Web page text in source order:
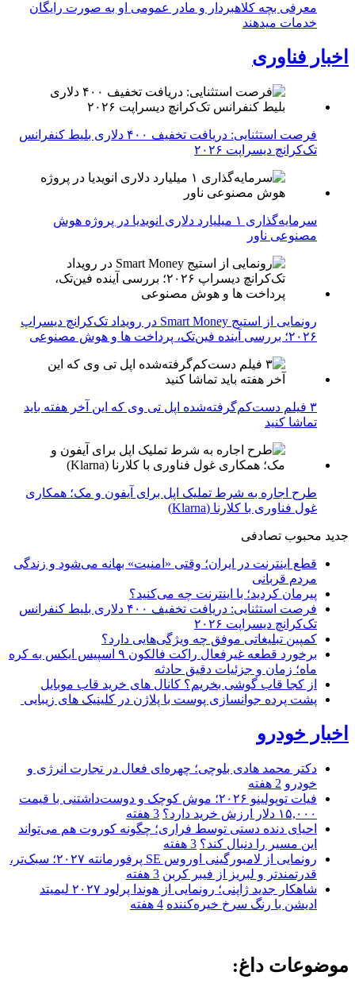
معرفی بچه کلاهبردار و مادر عمومی او به صورت رایگان
خدمات میدهند
اخبار فناوری
فرصت استثنایی: دریافت تخفیف ۴۰۰ دلاری بلیط کنفرانس
تک‌کرانچ دیسراپت ۲۰۲۶
سرمایه‌گذاری ۱ میلیارد دلاری انویدیا در پروژه هوش
مصنوعی ناور
رونمایی از استیج Smart Money در رویداد تک‌کرانچ دیسراپ
۲۰۲۶؛ بررسی آینده فین‌تک، پرداخت‌ ها و هوش مصنوعی
۳ فیلم دست‌کم‌گرفته‌شده اپل تی وی که این آخر هفته باید
تماشا کنید
طرح اجاره به شرط تملیک اپل برای آیفون و مک؛ همکاری
غول فناوری با کلارنا (Klarna)
جدید محبوب تصادفی
قطع اینترنت در ایران؛ وقتی «امنیت» بهانه می‌شود و زندگی
مردم قربانی
پیرمان کردید؛ با اینترنت چه می‌کنید؟
فرصت استثنایی: دریافت تخفیف ۴۰۰ دلاری بلیط کنفرانس
تک‌کرانچ دیسراپت ۲۰۲۶
کمپین تبلیغاتی موفق چه ویژگی‌هایی دارد؟
برخورد قطعه غیرفعال راکت فالکون ۹ اسپیس ایکس به کره
ماه؛ زمان و جزئیات دقیق حادثه
از کجا قاب گوشی بخریم؟ کانال های خرید قاب موبایل
پشت پرده جوانسازی پوست با پلاژن در کلینیک های زیبایی
اخبار خودرو
دکتر محمد هادی بلوچی؛ چهره‌ای فعال در تجارت انرژی و
خودرو 2 هفته
فیات توپولینو ۲۰۲۶؛ موش کوچک و دوست‌داشتنی با قیمت
۱۵,۰۰۰ دلار ارزش خرید دارد؟
3 هفته
احیای دنده دستی توسط فراری؛ چگونه کوروت هم می‌تواند
این مسیر را دنبال کند؟ 3 هفته
رونمایی از لامبورگینی اوروس SE پرفورمانته ۲۰۲۷؛ سبک‌تر،
قدرتمندتر و لبریز از فیبر کربن 3 هفته
شاهکار جدید ژاپنی؛ رونمایی از هوندا پرلود ۲۰۲۷ لیمیتد
ادیشن با رنگ سرخ خیره‌کننده 4 هفته
موضوعات داغ: